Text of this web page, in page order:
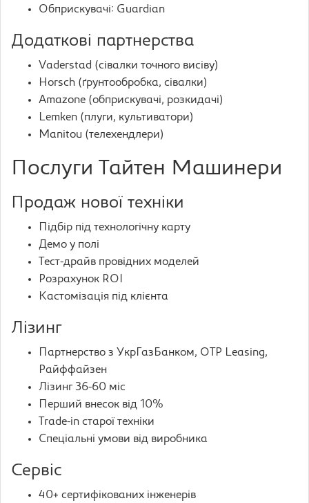
Обприскувачі: Guardian
Додаткові партнерства
Vaderstad (сівалки точного висіву)
Horsch (ґрунтообробка, сівалки)
Amazone (обприскувачі, розкидачі)
Lemken (плуги, культиватори)
Manitou (телехендлери)
Послуги Тайтен Машинери
Продаж нової техніки
Підбір під технологічну карту
Демо у полі
Тест-драйв провідних моделей
Розрахунок ROI
Кастомізація під клієнта
Лізинг
Партнерство з УкрГазБанком, OTP Leasing,
Райффайзен
Лізинг 36-60 міс
Перший внесок від 10%
Trade-in старої техніки
Спеціальні умови від виробника
Сервіс
40+ сертифікованих інженерів